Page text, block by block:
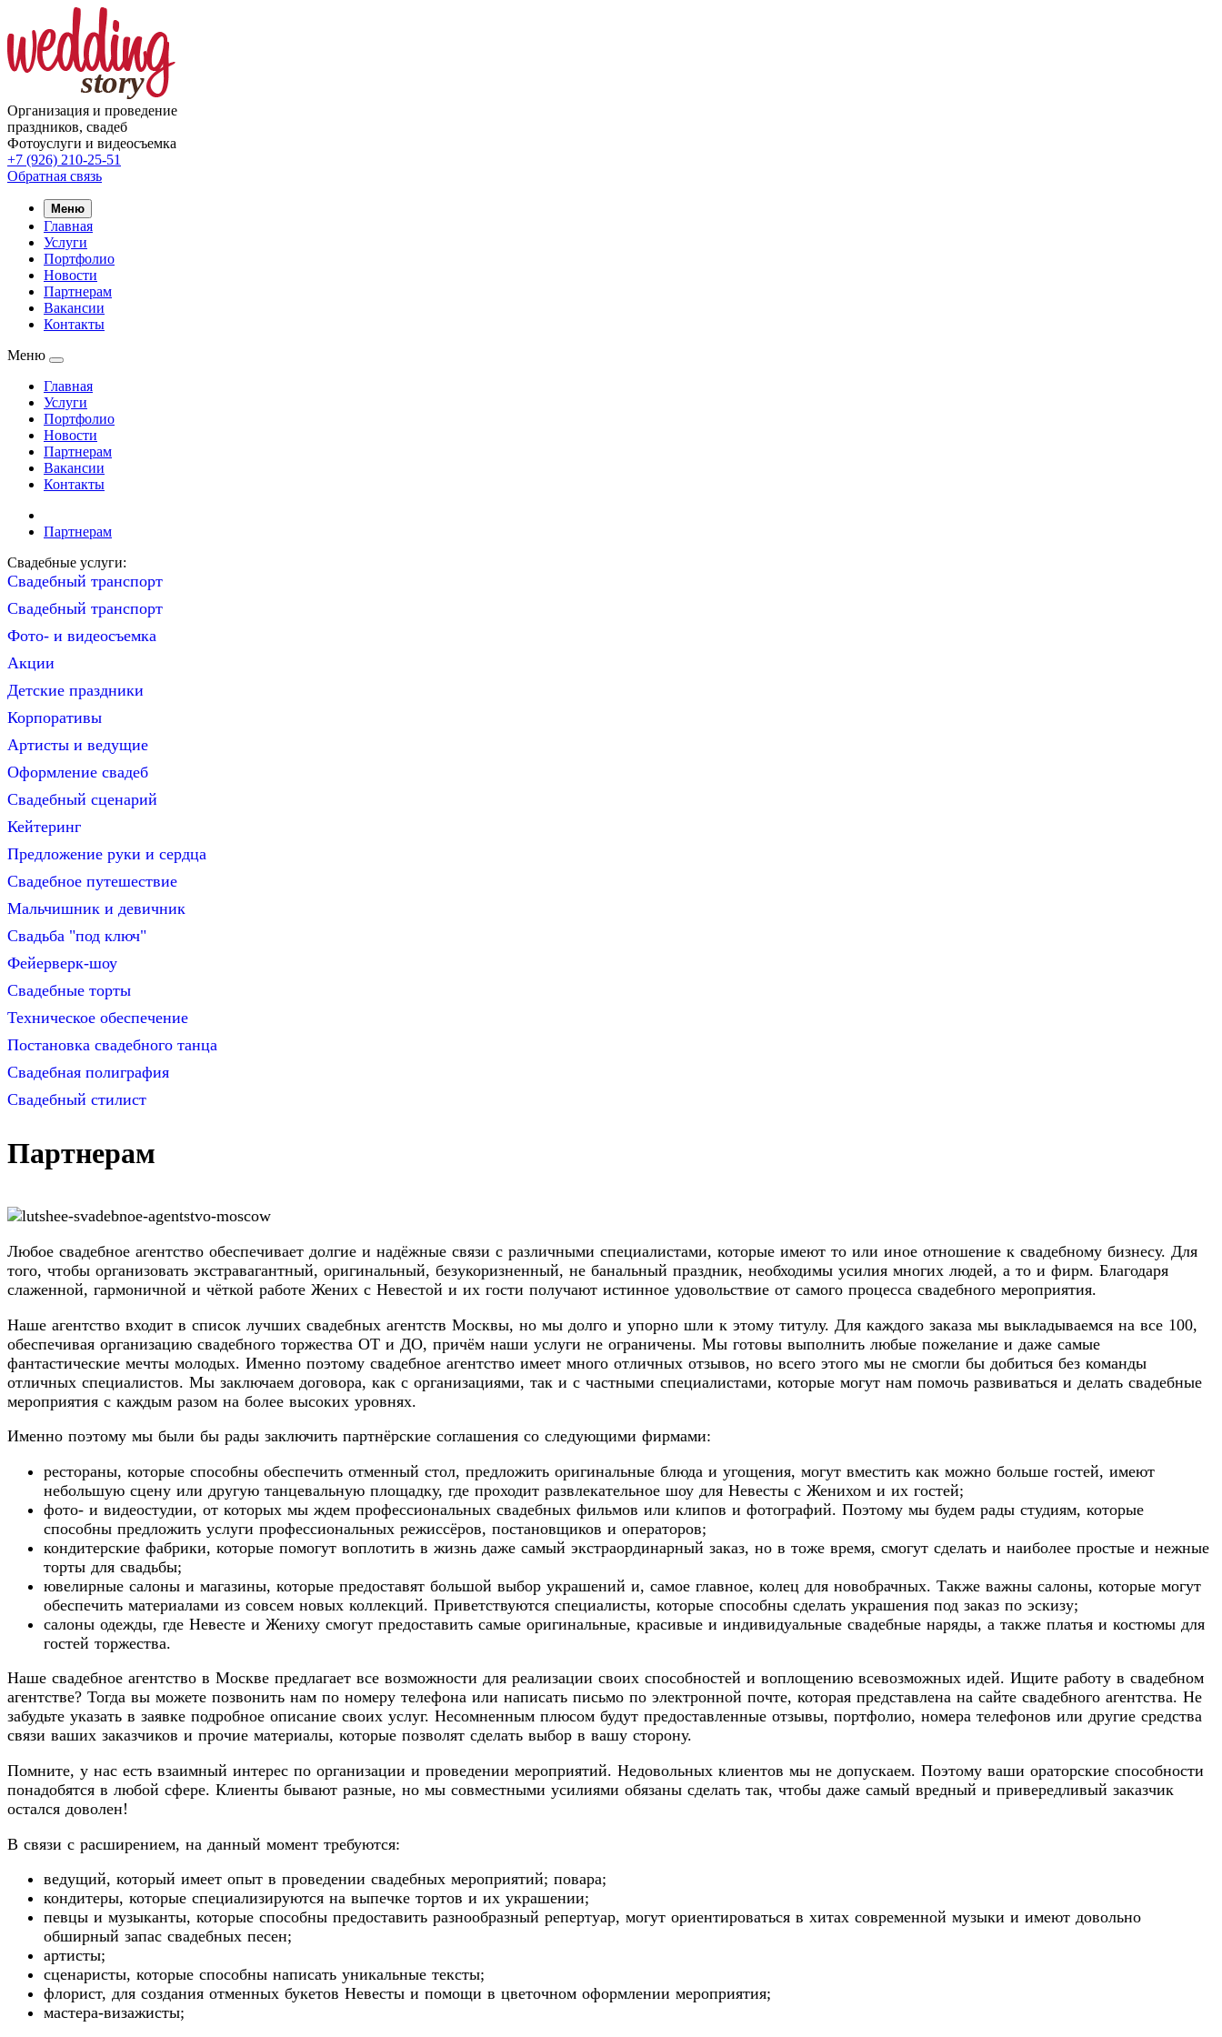
Организация и проведение
праздников, свадеб
Фотоуслуги и видеосъемка
+7 (926) 210-25-51
Обратная связь
Меню
Главная
Услуги
Портфолио
Новости
Партнерам
Вакансии
Контакты
Меню
Главная
Услуги
Портфолио
Новости
Партнерам
Вакансии
Контакты
Партнерам
Свадебные услуги:
Свадебный транспорт
Свадебный транспорт
Фото- и видеосъемка
Акции
Детские праздники
Корпоративы
Артисты и ведущие
Оформление свадеб
Свадебный сценарий
Кейтеринг
Предложение руки и сердца
Свадебное путешествие
Мальчишник и девичник
Свадьба "под ключ"
Фейерверк-шоу
Свадебные торты
Техническое обеспечение
Постановка свадебного танца
Свадебная полиграфия
Свадебный стилист
Партнерам
Любое свадебное агентство обеспечивает долгие и надёжные связи с различными специалистами, которые имеют то или иное отношение к свадебному бизнесу. Для
того, чтобы организовать экстравагантный, оригинальный, безукоризненный, не банальный праздник, необходимы усилия многих людей, а то и фирм. Благодаря
слаженной, гармоничной и чёткой работе Жених с Невестой и их гости получают истинное удовольствие от самого процесса свадебного мероприятия.
Наше агентство входит в список лучших свадебных агентств Москвы, но мы долго и упорно шли к этому титулу. Для каждого заказа мы выкладываемся на все 100,
обеспечивая организацию свадебного торжества ОТ и ДО, причём наши услуги не ограничены. Мы готовы выполнить любые пожелание и даже самые
фантастические мечты молодых. Именно поэтому свадебное агентство имеет много отличных отзывов, но всего этого мы не смогли бы добиться без команды
отличных специалистов. Мы заключаем договора, как с организациями, так и с частными специалистами, которые могут нам помочь развиваться и делать свадебные
мероприятия с каждым разом на более высоких уровнях.
Именно поэтому мы были бы рады заключить партнёрские соглашения со следующими фирмами:
рестораны, которые способны обеспечить отменный стол, предложить оригинальные блюда и угощения, могут вместить как можно больше гостей, имеют
небольшую сцену или другую танцевальную площадку, где проходит развлекательное шоу для Невесты с Женихом и их гостей;
фото- и видеостудии, от которых мы ждем профессиональных свадебных фильмов или клипов и фотографий. Поэтому мы будем рады студиям, которые
способны предложить услуги профессиональных режиссёров, постановщиков и операторов;
кондитерские фабрики, которые помогут воплотить в жизнь даже самый экстраординарный заказ, но в тоже время, смогут сделать и наиболее простые и нежные
торты для свадьбы;
ювелирные салоны и магазины, которые предоставят большой выбор украшений и, самое главное, колец для новобрачных. Также важны салоны, которые могут
обеспечить материалами из совсем новых коллекций. Приветствуются специалисты, которые способны сделать украшения под заказ по эскизу;
салоны одежды, где Невесте и Жениху смогут предоставить самые оригинальные, красивые и индивидуальные свадебные наряды, а также платья и костюмы для
гостей торжества.
Наше свадебное агентство в Москве предлагает все возможности для реализации своих способностей и воплощению всевозможных идей. Ищите работу в свадебном
агентстве? Тогда вы можете позвонить нам по номеру телефона или написать письмо по электронной почте, которая представлена на сайте свадебного агентства. Не
забудьте указать в заявке подробное описание своих услуг. Несомненным плюсом будут предоставленные отзывы, портфолио, номера телефонов или другие средства
связи ваших заказчиков и прочие материалы, которые позволят сделать выбор в вашу сторону.
Помните, у нас есть взаимный интерес по организации и проведении мероприятий. Недовольных клиентов мы не допускаем. Поэтому ваши ораторские способности
понадобятся в любой сфере. Клиенты бывают разные, но мы совместными усилиями обязаны сделать так, чтобы даже самый вредный и привередливый заказчик
остался доволен!
В связи с расширением, на данный момент требуются:
ведущий, который имеет опыт в проведении свадебных мероприятий; повара;
кондитеры, которые специализируются на выпечке тортов и их украшении;
певцы и музыканты, которые способны предоставить разнообразный репертуар, могут ориентироваться в хитах современной музыки и имеют довольно
обширный запас свадебных песен;
артисты;
сценаристы, которые способны написать уникальные тексты;
флорист, для создания отменных букетов Невесты и помощи в цветочном оформлении мероприятия;
мастера-визажисты;